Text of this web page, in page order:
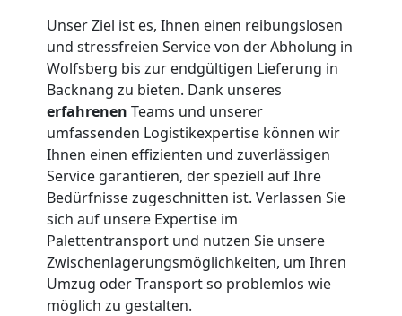
Unser Ziel ist es, Ihnen einen reibungslosen
und stressfreien Service von der Abholung in
Wolfsberg bis zur endgültigen Lieferung in
Backnang zu bieten. Dank unseres
erfahrenen Teams und unserer
umfassenden Logistikexpertise können wir
Ihnen einen effizienten und zuverlässigen
Service garantieren, der speziell auf Ihre
Bedürfnisse zugeschnitten ist. Verlassen Sie
sich auf unsere Expertise im
Palettentransport und nutzen Sie unsere
Zwischenlagerungsmöglichkeiten, um Ihren
Umzug oder Transport so problemlos wie
möglich zu gestalten.